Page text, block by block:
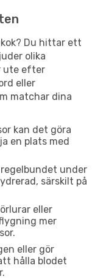
Du hittar ett
olika
ute efter
eller
matchar dina
kan det göra
en plats med
under
särskilt på
eller
mer
eller gör
hålla blodet